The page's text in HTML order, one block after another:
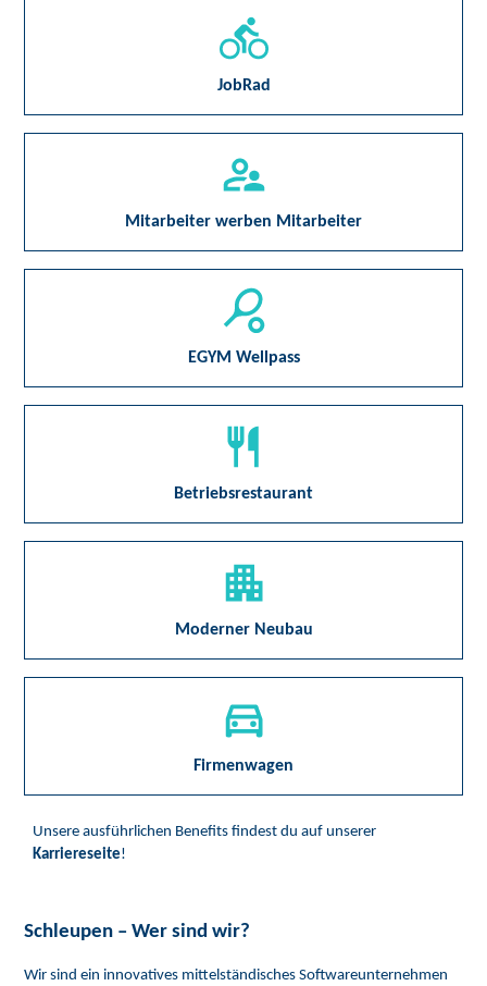
JobRad
Mitarbeiter werben Mitarbeiter
EGYM Wellpass
Betriebsrestaurant
Moderner Neubau
Firmenwagen
Unsere ausführlichen Benefits findest du auf unserer
Karriereseite!
Schleupen – Wer sind wir?
Wir sind ein innovatives mittelständisches Softwareunternehmen